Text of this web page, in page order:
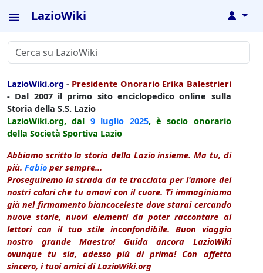
LazioWiki ↓
LazioWiki.org - Presidente Onorario Erika Balestrieri
- Dal 2007 il primo sito enciclopedico online sulla
Storia della S.S. Lazio
LazioWiki.org, dal 9 luglio 2025, è socio onorario
della Società Sportiva Lazio
Abbiamo scritto la storia della Lazio insieme. Ma tu, di
più. Fabio per sempre...
Proseguiremo la strada da te tracciata per l'amore dei
nostri colori che tu amavi con il cuore. Ti immaginiamo
già nel firmamento biancoceleste dove starai cercando
nuove storie, nuovi elementi da poter raccontare ai
lettori con il tuo stile inconfondibile. Buon viaggio
nostro grande Maestro! Guida ancora LazioWiki
ovunque tu sia, adesso più di prima! Con affetto
sincero, i tuoi amici di LazioWiki.org